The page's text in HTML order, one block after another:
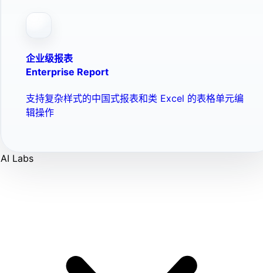
企业级报表
Enterprise Report
支持复杂样式的中国式报表和类 Excel 的表格单元编
辑操作
AI Labs